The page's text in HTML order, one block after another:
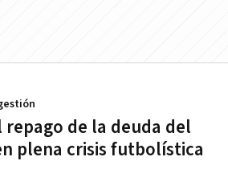
repago de la deuda del
plena crisis futbolística